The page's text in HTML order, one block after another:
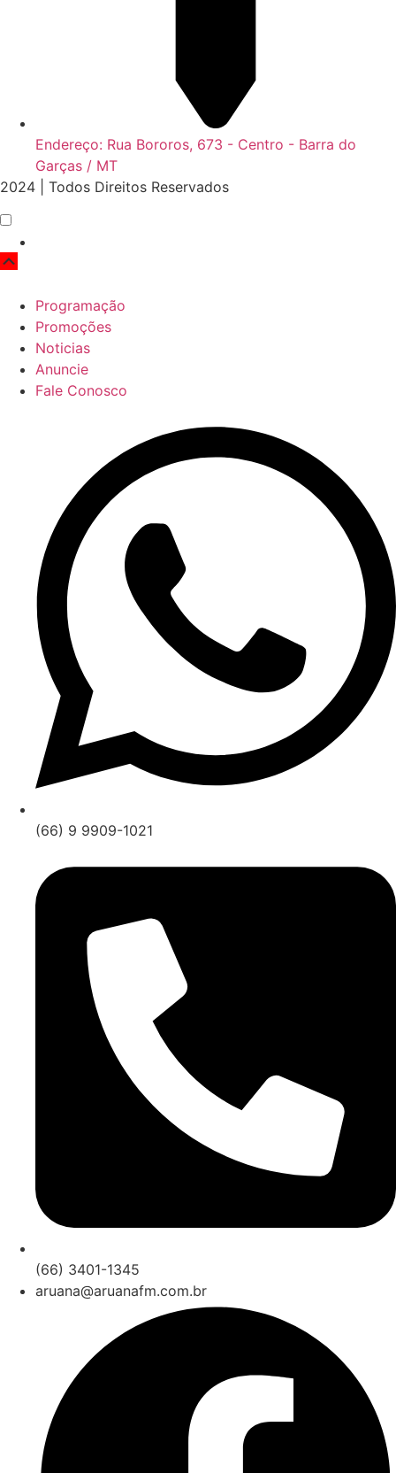
Endereço: Rua Bororos, 673 - Centro - Barra do
Garças / MT
2024 | Todos Direitos Reservados
Programação
Promoções
Noticias
Anuncie
Fale Conosco
(66) 9 9909-1021
(66) 3401-1345
aruana@aruanafm.com.br